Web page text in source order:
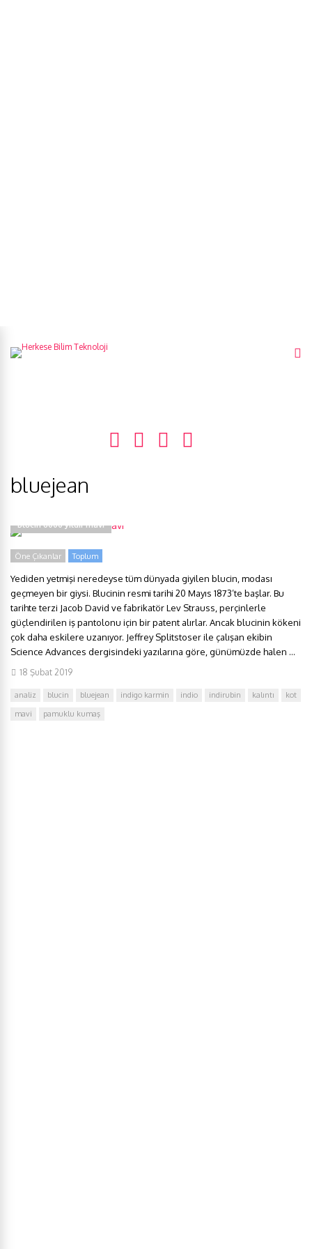
bluejean
Blucin 6000 yıldır mavi
Öne Çıkanlar Toplum
Yediden yetmişi neredeyse tüm dünyada giyilen blucin, modası
geçmeyen bir giysi. Blucinin resmi tarihi 20 Mayıs 1873’te başlar. Bu
tarihte terzi Jacob David ve fabrikatör Lev Strauss, perçinlerle
güçlendirilen iş pantolonu için bir patent alırlar. Ancak blucinin kökeni
çok daha eskilere uzanıyor. Jeffrey Splitstoser ile çalışan ekibin
Science Advances dergisindeki yazılarına göre, günümüzde halen ...
18 Şubat 2019
analiz blucin bluejean indigo karmin indio indirubin kalıntı
kot
mavi
pamuklu kumaş